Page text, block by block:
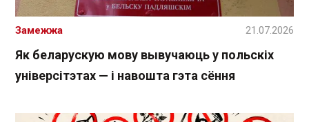
Як беларускую мову вывучаюць у польскіх
універсітэтах — і навошта гэта сёння
Замежжа 21.07.2026